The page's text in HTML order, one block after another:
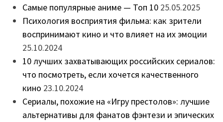
Самые популярные аниме — Топ 10 25.05.2025
Психология восприятия фильма: как зрители
воспринимают кино и что влияет на их эмоции
25.10.2024
10 лучших захватывающих российских сериалов:
что посмотреть, если хочется качественного
кино 23.10.2024
Сериалы, похожие на «Игру престолов»: лучшие
альтернативы для фанатов фэнтези и эпических